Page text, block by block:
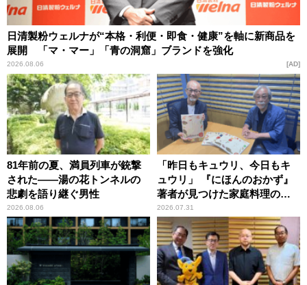
日清製粉ウェルナが“本格・利便・即食・健康”を軸に新商品を
展開 「マ・マー」「青の洞窟」ブランドを強化
2026.08.06 AD
81年前の夏、満員列車が銃撃
された――湯の花トンネルの
悲劇を語り継ぐ男性
2026.08.06
「昨日もキュウリ、今日もキ
ュウリ」 『にほんのおかず』
著者が見つけた家庭料理の知
恵
2026.07.31